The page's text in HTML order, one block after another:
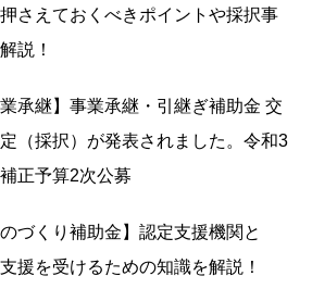
さえておくべきポイントや採択事
説！
業承継】事業承継・引継ぎ補助金 交
（採択）が発表されました。令和3
正予算2次公募
のづくり補助金】認定支援機関と
援を受けるための知識を解説！